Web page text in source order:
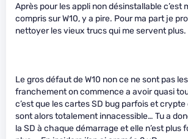
Après pour les appli non désinstallable c’est
compris sur W10, y a pire. Pour ma part je
nettoyer les vieux trucs qui me servent plus.
Le gros défaut de W10 non ce ne sont pas
franchement on commence a avoir quasi
c’est que les cartes SD bug parfois et
sont alors totalement innacessible… Tu a
la SD à chaque démarrage et elle n’est plus